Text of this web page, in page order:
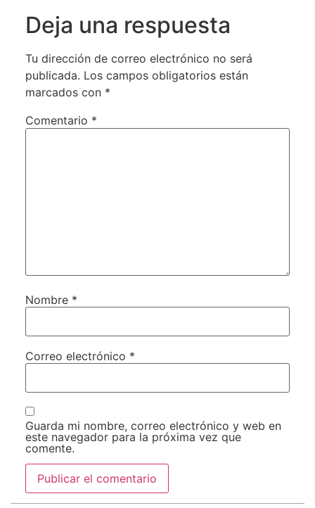
Deja una respuesta
Tu dirección de correo electrónico no será
publicada. Los campos obligatorios están
marcados con *
Comentario *
Nombre *
Correo electrónico *
Guarda mi nombre, correo electrónico y web en
este navegador para la próxima vez que
comente.